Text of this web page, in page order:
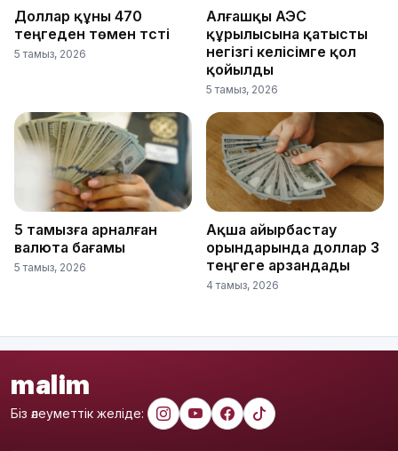
Доллар құны 470
теңгеден төмен түсті
5 тамыз, 2026
Алғашқы АЭС
құрылысына қатысты
негізгі келісімге қол
қойылды
5 тамыз, 2026
5 тамызға арналған
валюта бағамы
5 тамыз, 2026
Ақша айырбастау
орындарында доллар 3
теңгеге арзандады
4 тамыз, 2026
malim
Біз әлеуметтік желіде: